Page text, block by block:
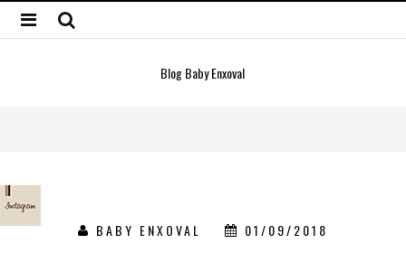
Blog Baby Enxoval
BABY ENXOVAL 01/09/2018